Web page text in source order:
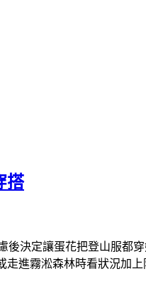
搭
後決定讓蛋花把登山服都
進霧淞森林時看狀況加